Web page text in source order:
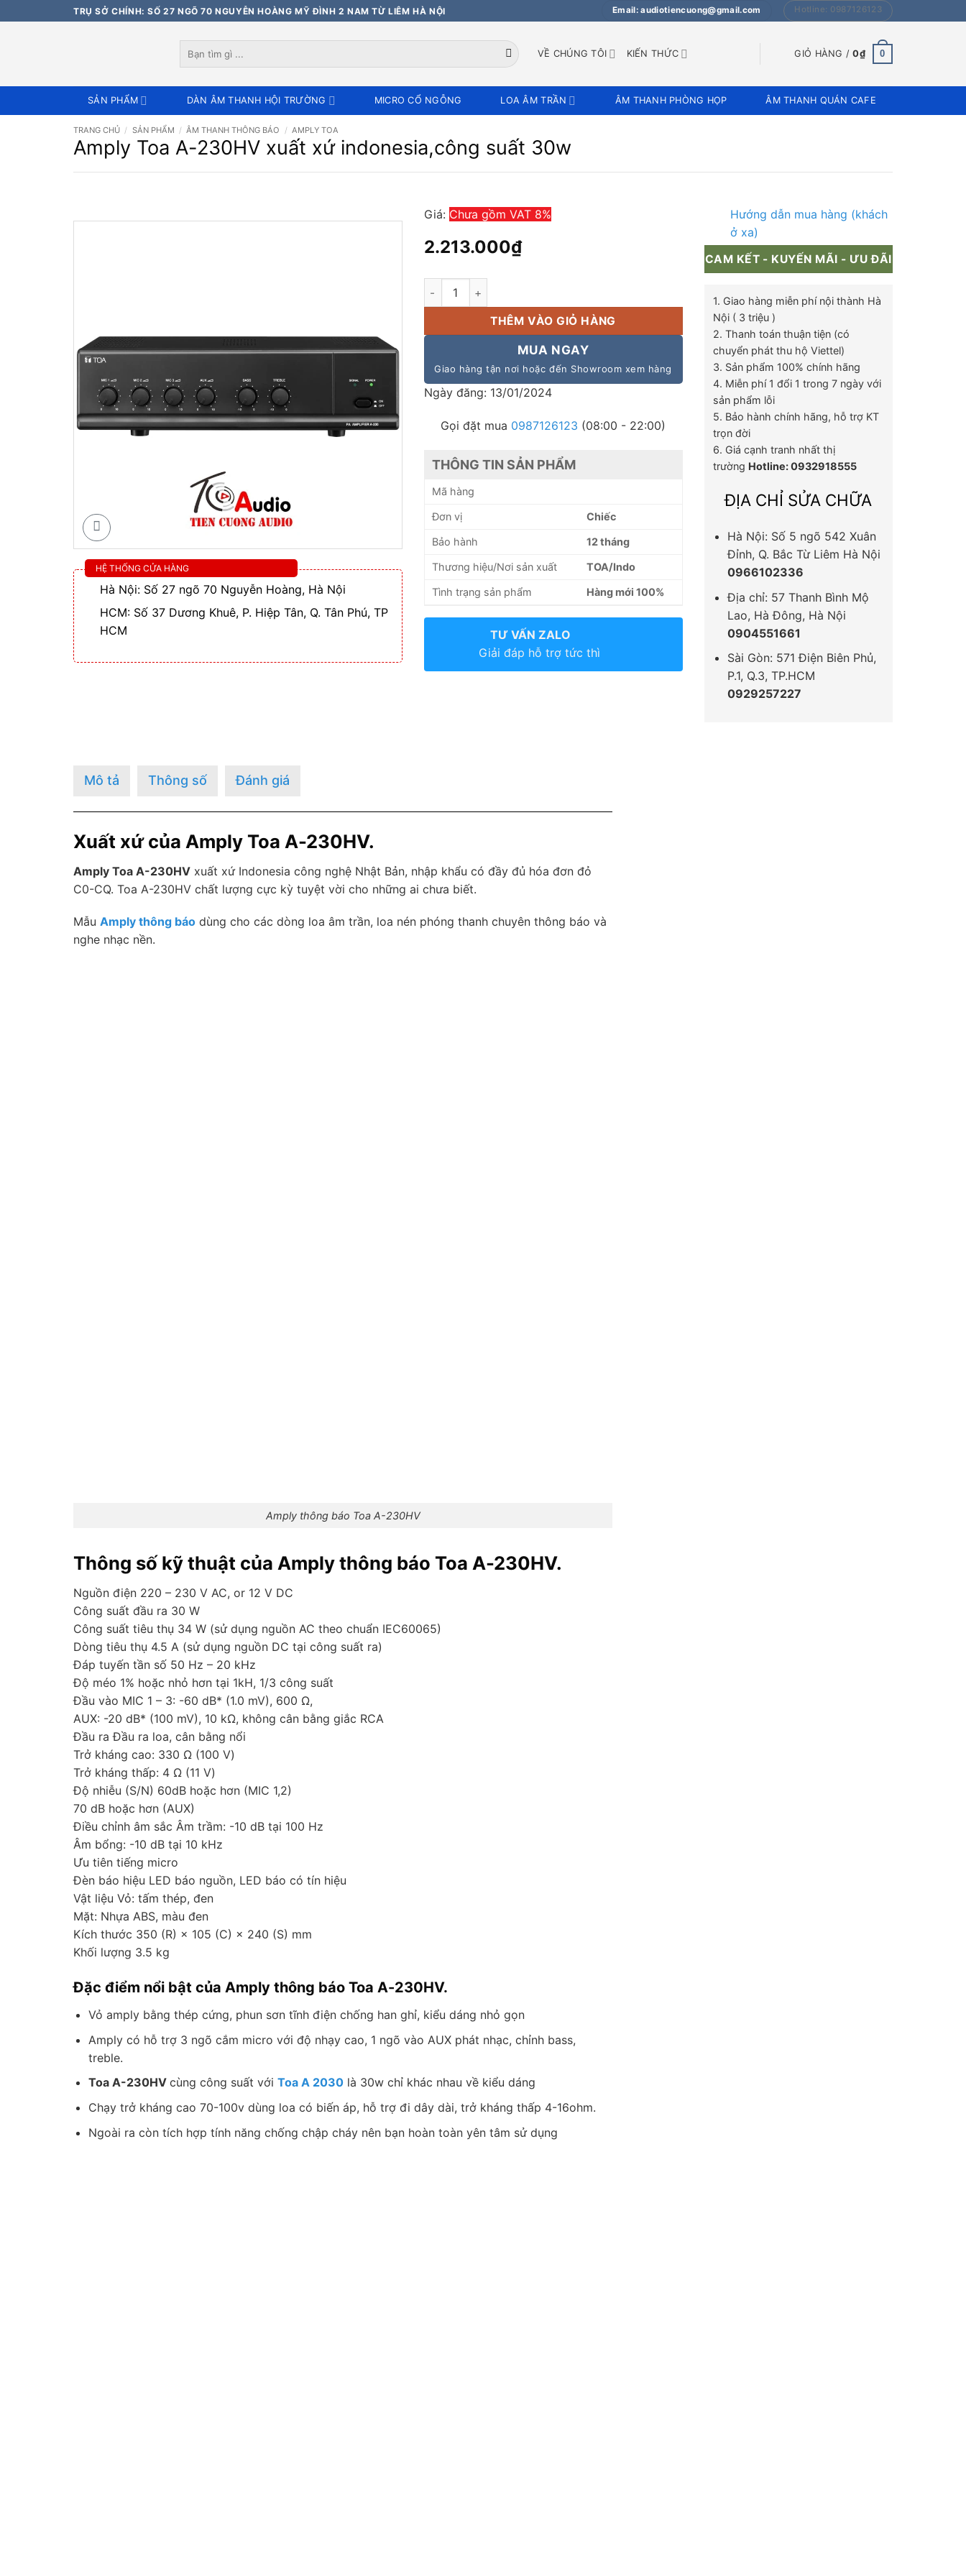
qua
TRỤ SỞ CHÍNH: SỐ 27 NGÕ 70 NGUYỄN HOÀNG MỸ ĐÌNH 2 NAM TỪ LIÊM HÀ NỘI Email: audiotiencuong@gmail.com Hotline: 0987126123
kiếm:
VỀ CHÚNG TÔI KIẾN THỨC GIỎ HÀNG /0₫ 0
SẢN PHẨM DÀN ÂM THANH HỘI TRƯỜNG MICRO CỔ NGỖNG LOA ÂM TRẦN ÂM THANH PHÒNG HỌP ÂM THANH QUÁN CAFE
TRANG CHỦ / SẢN PHẨM / ÂM THANH THÔNG BÁO / AMPLY TOA
Amply Toa A-230HV xuất xứ indonesia,công suất 30w
HỆ THỐNG CỬA HÀNG
Hà Nội: Số 27 ngõ 70 Nguyễn Hoàng, Hà Nội
HCM: Số 37 Dương Khuê, P. Hiệp Tân, Q. Tân Phú, TP
HCM
Giá: Chưa gồm VAT 8%
2.213.000₫
Amply Toa A-230HV xuất xứ indonesia,công suất 30w số lượng
THÊM VÀO GIỎ HÀNG
MUA NGAY
Giao hàng tận nơi hoặc đến Showroom xem hàng
Ngày đăng: 13/01/2024
Gọi đặt mua 0987126123 (08:00 - 22:00)
THÔNG TIN SẢN PHẨM
Mã hàng
Đơn vị Chiếc
Bảo hành 12 tháng
Thương hiệu/Nơi sản xuất TOA/Indo
Tình trạng sản phẩm Hàng mới 100%
TƯ VẤN ZALO
Giải đáp hỗ trợ tức thì
Hướng dẫn mua hàng (khách
ở xa)
CAM KẾT - KUYẾN MÃI - ƯU ĐÃI
1. Giao hàng miễn phí nội thành Hà
Nội ( 3 triệu )
2. Thanh toán thuận tiện (có
chuyển phát thu hộ Viettel)
3. Sản phẩm 100% chính hãng
4. Miễn phí 1 đổi 1 trong 7 ngày với
sản phẩm lỗi
5. Bảo hành chính hãng, hỗ trợ KT
trọn đời
6. Giá cạnh tranh nhất thị
trường Hotline: 0932918555
ĐỊA CHỈ SỬA CHỮA
Hà Nội: Số 5 ngõ 542 Xuân
Đỉnh, Q. Bắc Từ Liêm Hà Nội
0966102336
Địa chỉ: 57 Thanh Bình Mộ
Lao, Hà Đông, Hà Nội
0904551661
Sài Gòn: 571 Điện Biên Phủ,
P.1, Q.3, TP.HCM
0929257227
Mô tả Thông số Đánh giá
Xuất xứ của Amply Toa A-230HV.
Amply Toa A-230HV xuất xứ Indonesia công nghệ Nhật Bản, nhập khẩu có đầy đủ hóa đơn đỏ
C0-CQ. Toa A-230HV chất lượng cực kỳ tuyệt vời cho những ai chưa biết.
Mẫu Amply thông báo dùng cho các dòng loa âm trần, loa nén phóng thanh chuyên thông báo và
nghe nhạc nền.
Amply thông báo Toa A-230HV
Thông số kỹ thuật của Amply thông báo Toa A-230HV.
Nguồn điện 220 – 230 V AC, or 12 V DC
Công suất đầu ra 30 W
Công suất tiêu thụ 34 W (sử dụng nguồn AC theo chuẩn IEC60065)
Dòng tiêu thụ 4.5 A (sử dụng nguồn DC tại công suất ra)
Đáp tuyến tần số 50 Hz – 20 kHz
Độ méo 1% hoặc nhỏ hơn tại 1kH, 1/3 công suất
Đầu vào MIC 1 – 3: -60 dB* (1.0 mV), 600 Ω,
AUX: -20 dB* (100 mV), 10 kΩ, không cân bằng giắc RCA
Đầu ra Đầu ra loa, cân bằng nổi
Trở kháng cao: 330 Ω (100 V)
Trở kháng thấp: 4 Ω (11 V)
Độ nhiễu (S/N) 60dB hoặc hơn (MIC 1,2)
70 dB hoặc hơn (AUX)
Điều chỉnh âm sắc Âm trầm: -10 dB tại 100 Hz
Âm bổng: -10 dB tại 10 kHz
Ưu tiên tiếng micro
Đèn báo hiệu LED báo nguồn, LED báo có tín hiệu
Vật liệu Vỏ: tấm thép, đen
Mặt: Nhựa ABS, màu đen
Kích thước 350 (R) × 105 (C) × 240 (S) mm
Khối lượng 3.5 kg
Đặc điểm nổi bật của Amply thông báo Toa A-230HV.
Vỏ amply bằng thép cứng, phun sơn tĩnh điện chống han ghỉ, kiểu dáng nhỏ gọn
Amply có hỗ trợ 3 ngõ cắm micro với độ nhạy cao, 1 ngõ vào AUX phát nhạc, chỉnh bass,
treble.
Toa A-230HV cùng công suất với Toa A 2030là 30w chỉ khác nhau về kiểu dáng
Chạy trở kháng cao 70-100v dùng loa có biến áp, hỗ trợ đi dây dài, trở kháng thấp 4-16ohm.
Ngoài ra còn tích hợp tính năng chống chập cháy nên bạn hoàn toàn yên tâm sử dụng